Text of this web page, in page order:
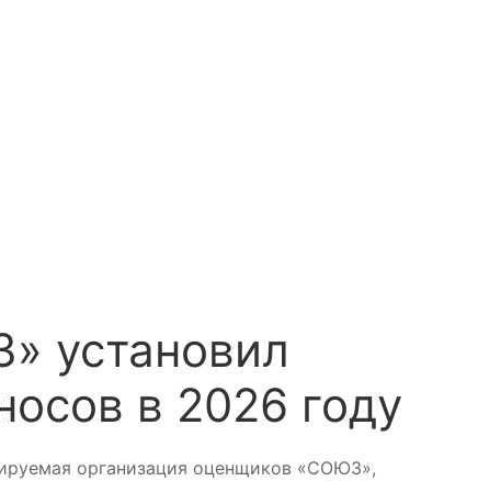
установил
в 2026 году
организация оценщиков «СОЮЗ»,